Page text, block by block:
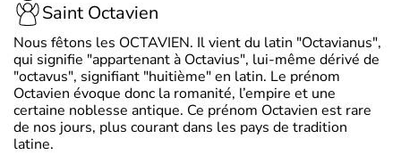
Saint Octavien
Nous fêtons les OCTAVIEN. Il vient du latin "Octavianus",
qui signifie "appartenant à Octavius", lui-même dérivé de
"octavus", signifiant "huitième" en latin. Le prénom
Octavien évoque donc la romanité, l’empire et une
certaine noblesse antique. Ce prénom Octavien est rare
de nos jours, plus courant dans les pays de tradition
latine.